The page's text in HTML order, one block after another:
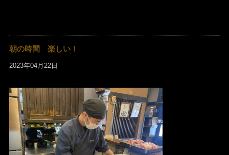
朝の時間 楽しい！
2023年04月22日